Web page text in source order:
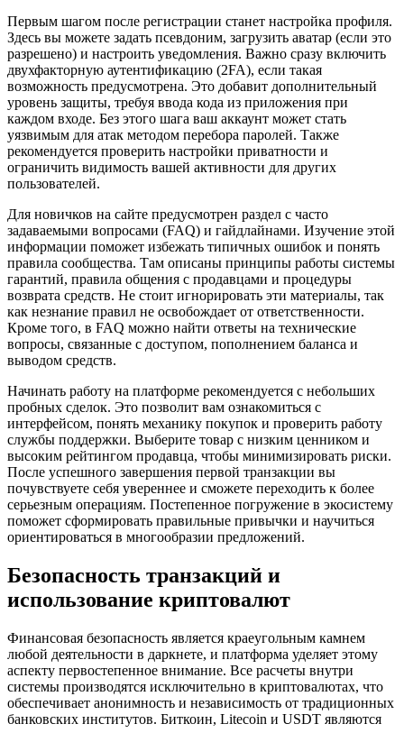
Первым шагом после регистрации станет настройка профиля.
Здесь вы можете задать псевдоним, загрузить аватар (если это
разрешено) и настроить уведомления. Важно сразу включить
двухфакторную аутентификацию (2FA), если такая
возможность предусмотрена. Это добавит дополнительный
уровень защиты, требуя ввода кода из приложения при
каждом входе. Без этого шага ваш аккаунт может стать
уязвимым для атак методом перебора паролей. Также
рекомендуется проверить настройки приватности и
ограничить видимость вашей активности для других
пользователей.
Для новичков на сайте предусмотрен раздел с часто
задаваемыми вопросами (FAQ) и гайдлайнами. Изучение этой
информации поможет избежать типичных ошибок и понять
правила сообщества. Там описаны принципы работы системы
гарантий, правила общения с продавцами и процедуры
возврата средств. Не стоит игнорировать эти материалы, так
как незнание правил не освобождает от ответственности.
Кроме того, в FAQ можно найти ответы на технические
вопросы, связанные с доступом, пополнением баланса и
выводом средств.
Начинать работу на платформе рекомендуется с небольших
пробных сделок. Это позволит вам ознакомиться с
интерфейсом, понять механику покупок и проверить работу
службы поддержки. Выберите товар с низким ценником и
высоким рейтингом продавца, чтобы минимизировать риски.
После успешного завершения первой транзакции вы
почувствуете себя увереннее и сможете переходить к более
серьезным операциям. Постепенное погружение в экосистему
поможет сформировать правильные привычки и научиться
ориентироваться в многообразии предложений.
Безопасность транзакций и
использование криптовалют
Финансовая безопасность является краеугольным камнем
любой деятельности в даркнете, и платформа уделяет этому
аспекту первостепенное внимание. Все расчеты внутри
системы производятся исключительно в криптовалютах, что
обеспечивает анонимность и независимость от традиционных
банковских институтов. Биткоин, Litecoin и USDT являются